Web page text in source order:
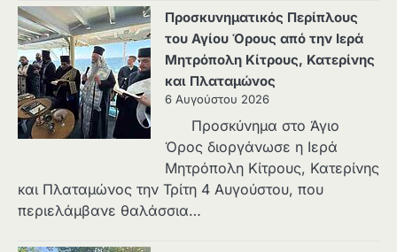
Προσκυνηματικός Περίπλους
του Αγίου Όρους από την Ιερά
Μητρόπολη Κίτρους, Κατερίνης
και Πλαταμώνος
6 Αυγούστου 2026
Προσκύνημα στο Άγιο
Όρος διοργάνωσε η Ιερά
Μητρόπολη Κίτρους, Κατερίνης
και Πλαταμώνος την Τρίτη 4 Αυγούστου, που
περιελάμβανε θαλάσσια…